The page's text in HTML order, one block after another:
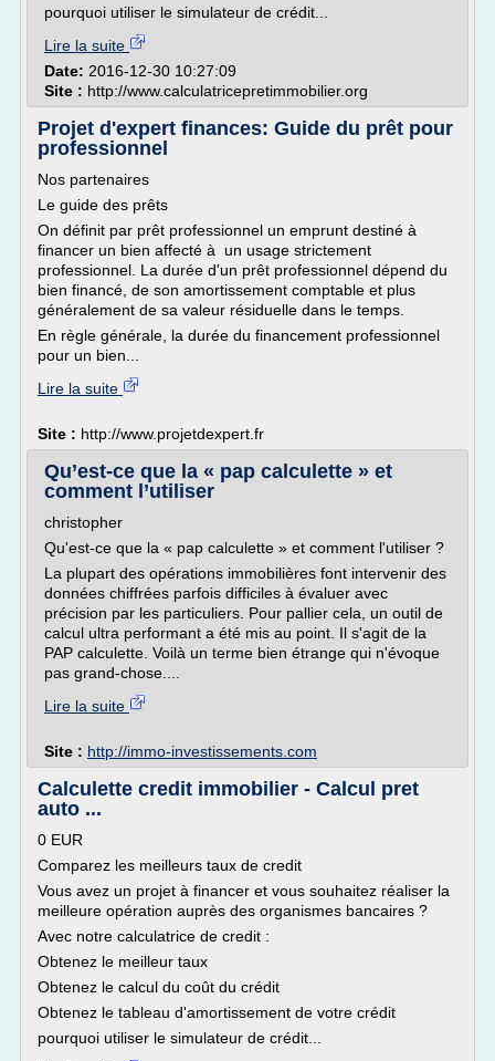
pourquoi utiliser le simulateur de crédit...
Lire la suite
Date: 2016-12-30 10:27:09
Site : http://www.calculatricepretimmobilier.org
Projet d'expert finances: Guide du prêt pour
professionnel
Nos partenaires
Le guide des prêts
On définit par prêt professionnel un emprunt destiné à
financer un bien affecté à un usage strictement
professionnel. La durée d'un prêt professionnel dépend du
bien financé, de son amortissement comptable et plus
généralement de sa valeur résiduelle dans le temps.
En règle générale, la durée du financement professionnel
pour un bien...
Lire la suite
Site : http://www.projetdexpert.fr
Qu’est-ce que la « pap calculette » et
comment l’utiliser
christopher
Qu'est-ce que la « pap calculette » et comment l'utiliser ?
La plupart des opérations immobilières font intervenir des
données chiffrées parfois difficiles à évaluer avec
précision par les particuliers. Pour pallier cela, un outil de
calcul ultra performant a été mis au point. Il s'agit de la
PAP calculette. Voilà un terme bien étrange qui n'évoque
pas grand-chose....
Lire la suite
Site : http://immo-investissements.com
Calculette credit immobilier - Calcul pret
auto ...
0 EUR
Comparez les meilleurs taux de credit
Vous avez un projet à financer et vous souhaitez réaliser la
meilleure opération auprès des organismes bancaires ?
Avec notre calculatrice de credit :
Obtenez le meilleur taux
Obtenez le calcul du coût du crédit
Obtenez le tableau d'amortissement de votre crédit
pourquoi utiliser le simulateur de crédit...